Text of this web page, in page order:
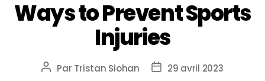
Ways to Prevent Sports
Injuries
Par Tristan Siohan
29 avril 2023